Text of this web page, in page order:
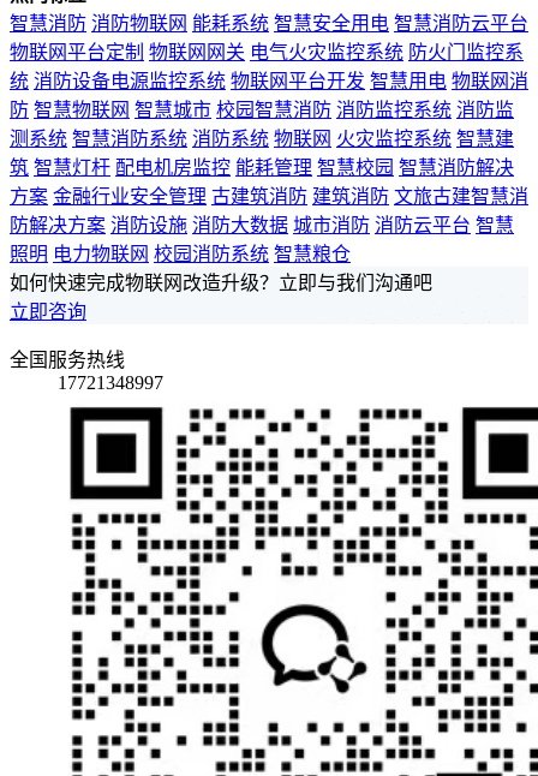
智慧消防 消防物联网 能耗系统 智慧安全用电 智慧消防云平台
物联网平台定制 物联网网关 电气火灾监控系统 防火门监控系
统 消防设备电源监控系统 物联网平台开发 智慧用电 物联网消
防 智慧物联网 智慧城市 校园智慧消防 消防监控系统 消防监
测系统 智慧消防系统 消防系统 物联网 火灾监控系统 智慧建
筑 智慧灯杆 配电机房监控 能耗管理 智慧校园 智慧消防解决
方案 金融行业安全管理 古建筑消防 建筑消防 文旅古建智慧消
防解决方案 消防设施 消防大数据 城市消防 消防云平台 智慧
照明 电力物联网 校园消防系统 智慧粮仓
如何快速完成物联网改造升级？立即与我们沟通吧
立即咨询
全国服务热线
17721348997